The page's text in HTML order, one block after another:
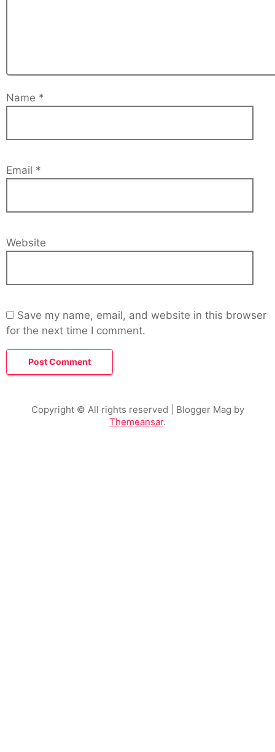
Name *
Email *
Website
Save my name, email, and website in this browser
for the next time I comment.
Copyright © All rights reserved | Blogger Mag by
Themeansar.